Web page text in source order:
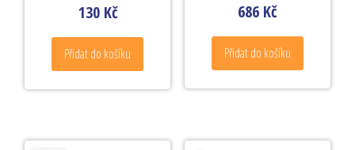
130 Kč
Přidat do košíku
686 Kč
Přidat do košíku